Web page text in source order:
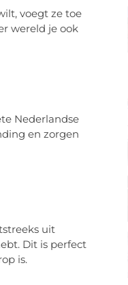
voegt ze toe
wereld je ook
Nederlandse
en zorgen
uit
Dit is perfect
is.